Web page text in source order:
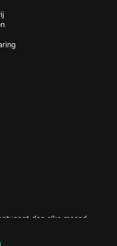
dan elke maand